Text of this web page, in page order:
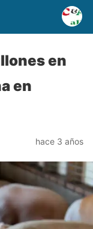
en
en
hace 3 años